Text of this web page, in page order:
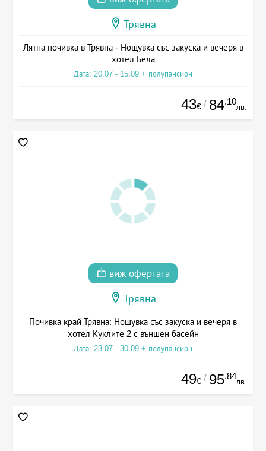
Трявна
Лятна почивка в Трявна - Нощувка със закуска и вечеря в
хотел Бела
Дата: 20.07 - 15.09 + полупансион
43€ / 84.10
лв.
виж офертата
Трявна
Почивка край Трявна: Нощувка със закуска и вечеря в
хотел Куклите 2 с външен басейн
Дата: 23.07 - 30.09 + полупансион
49€ / 95.84
лв.